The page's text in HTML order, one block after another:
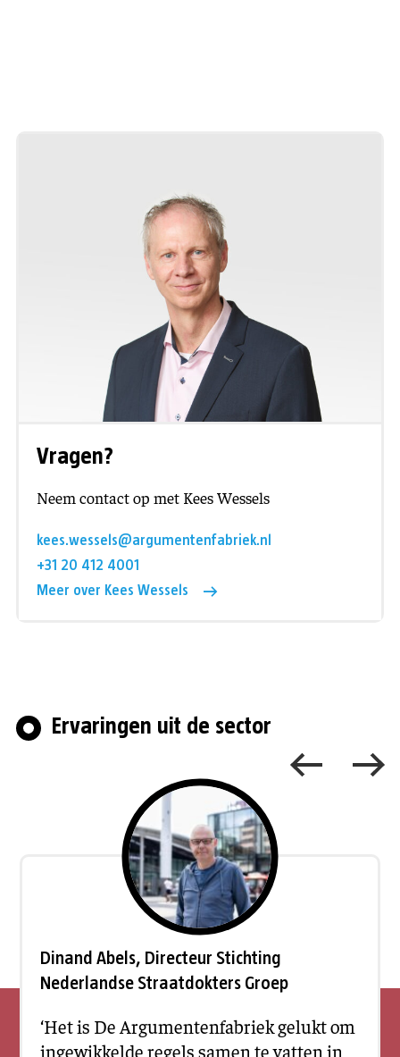
Vragen?
Neem contact op met Kees Wessels
kees.wessels@argumentenfabriek.nl
+31 20 412 4001
Meer over Kees Wessels
Ervaringen uit de sector
Dinand Abels, Directeur Stichting
Nederlandse Straatdokters Groep
‘Het is De Argumentenfabriek gelukt om
ingewikkelde regels samen te vatten in
“De samenwerking met De
“Met De Argumentenfabriek hebben we een
ingewikkeld maatschappelijk vraagstuk
“Door met elkaar een visie te ontwikkelen,
zijn we als ouderenzorgorganisaties naar